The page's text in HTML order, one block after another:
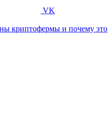
VK
криптофермы и почему это